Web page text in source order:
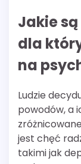
Jakie
dla
na
Ludzie
powodów, a
jest chęć
takimi jak